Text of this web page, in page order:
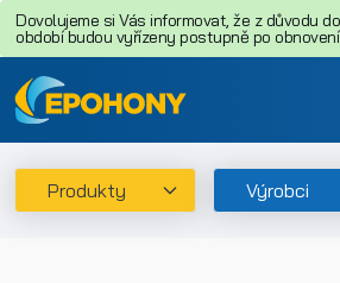
Dovolujeme si Vás informovat, že z důvodu
období budou vyřízeny postupně po
Produkty Výrobci